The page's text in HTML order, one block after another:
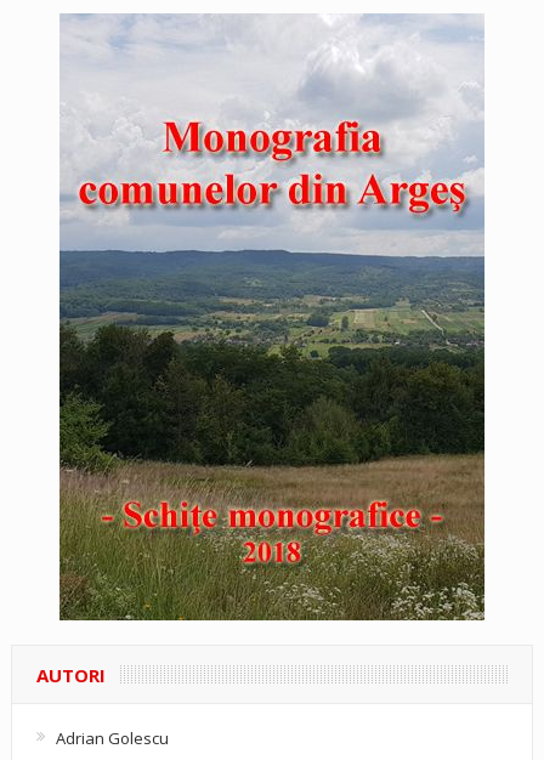
AUTORI
Adrian Golescu